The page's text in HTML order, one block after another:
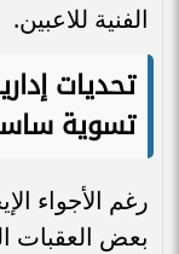
الفنية للاعبين.
تحديات
تسوية
رغم الأجواء
بعض العقبات